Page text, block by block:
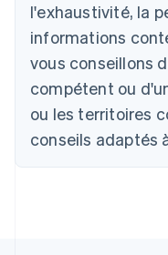
l'exhaustivité, la
informations
vous conseillons
compétent ou
ou les territoires
conseils adaptés
PortuguêsEnglish
English
Canada
English Français
Chine
简体中文English
Chypre
Croatie